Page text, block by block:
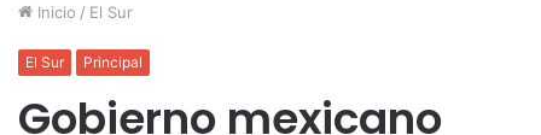
Inicio / El Sur
El Sur Principal
Gobierno mexicano